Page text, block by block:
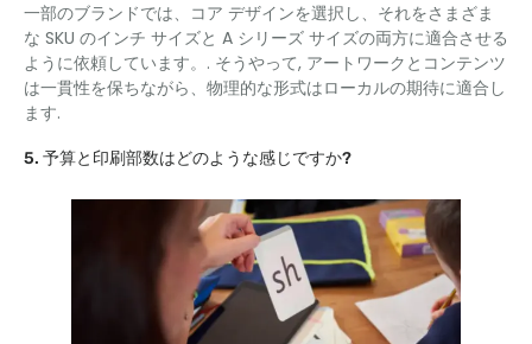
一部のブランドでは、コア デザインを選択し、それをさまざま
な SKU のインチ サイズと A シリーズ サイズの両方に適合させる
ように依頼しています。. そうやって, アートワークとコンテンツ
は一貫性を保ちながら、物理的な形式はローカルの期待に適合し
ます.
5. 予算と印刷部数はどのような感じですか?